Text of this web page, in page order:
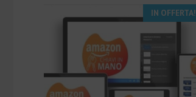
IN OFFERTA!